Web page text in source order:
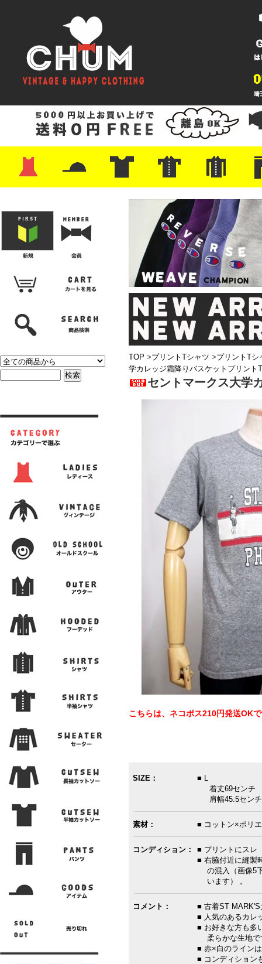
・レザーシューズ/スニーカー
・プリントTシャツ
・バンド/ツアー
・キャラクター
・Nike/adidas/スポーツ
・チャンピオン
・サーフ/スケート
・ボーダー/総柄/無地
・フットボール/リンガー
・タンクトップ/NBA・ポロシャツ
・半袖シャツ
・アロハ/サーフ/ボーリング
・ラルフ/ブランド
・無地/チェック/ストラ
・ワーク/ミリタリー/ウ
・ネル/ウール ・ショ
・アウ
・ジー
・
・ミリ
・コー
・コッ
・オー
・ジャ
ン
TOP >プリントTシャツ >プリントTシ
学カレッジ霜降りバスケットプリント
セントマークス大学
こちらは、ネコポス210円発送OK
SIZE：
■ L
着丈69センチ
肩幅45.5セン
素材： ■ コットン×ポリ
コンディション：
■ プリントにスレ
■ 右脇付近に縫製
の混入（画像5
います） 。
コメント：
■ 古着ST
■ 人気のあるカレ
■ お好きな方も多
柔らかな生地で
■ 赤×白のライン
■ コンディション